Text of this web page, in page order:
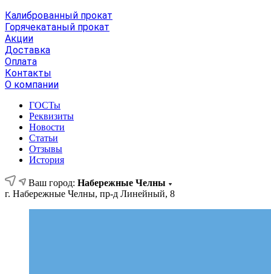
Калиброванный прокат
Горячекатаный прокат
Акции
Доставка
Оплата
Контакты
О компании
ГОСТы
Реквизиты
Новости
Статьи
Отзывы
История
Ваш город: Набережные Челны
г. Набережные Челны, пр-д Линейный, 8